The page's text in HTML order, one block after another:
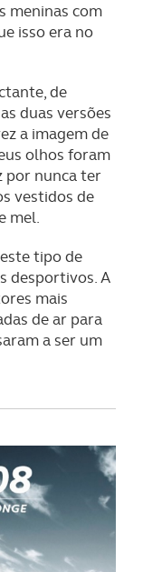
meninas com
isso era no
de
duas versões
a imagem de
olhos foram
por nunca ter
vestidos de
mel.
tipo de
desportivos. A
mais
de ar para
a ser um